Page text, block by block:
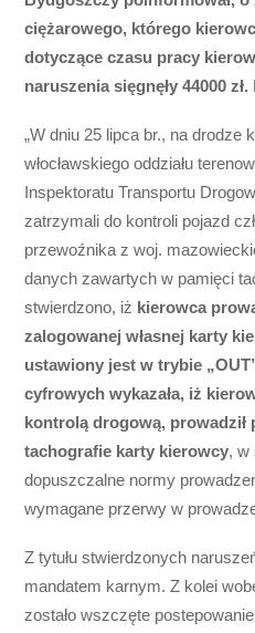
ciężarowego, którego
dotyczące czasu pracy
naruszenia sięgnęły 44000 zł.
„W dniu 25 lipca br., na drodze
włocławskiego oddziału
Inspektoratu Transportu
zatrzymali do kontroli pojazd
przewoźnika z woj.
danych zawartych w pamięci
stwierdzono, iż kierowca
zalogowanej własnej karty
ustawiony jest w trybie
cyfrowych wykazała, iż
kontrolą drogową, prowadził
tachografie karty kierowcy, w
dopuszczalne normy
wymagane przerwy w
Z tytułu stwierdzonych
mandatem karnym. Z kolei
zostało wszczęte